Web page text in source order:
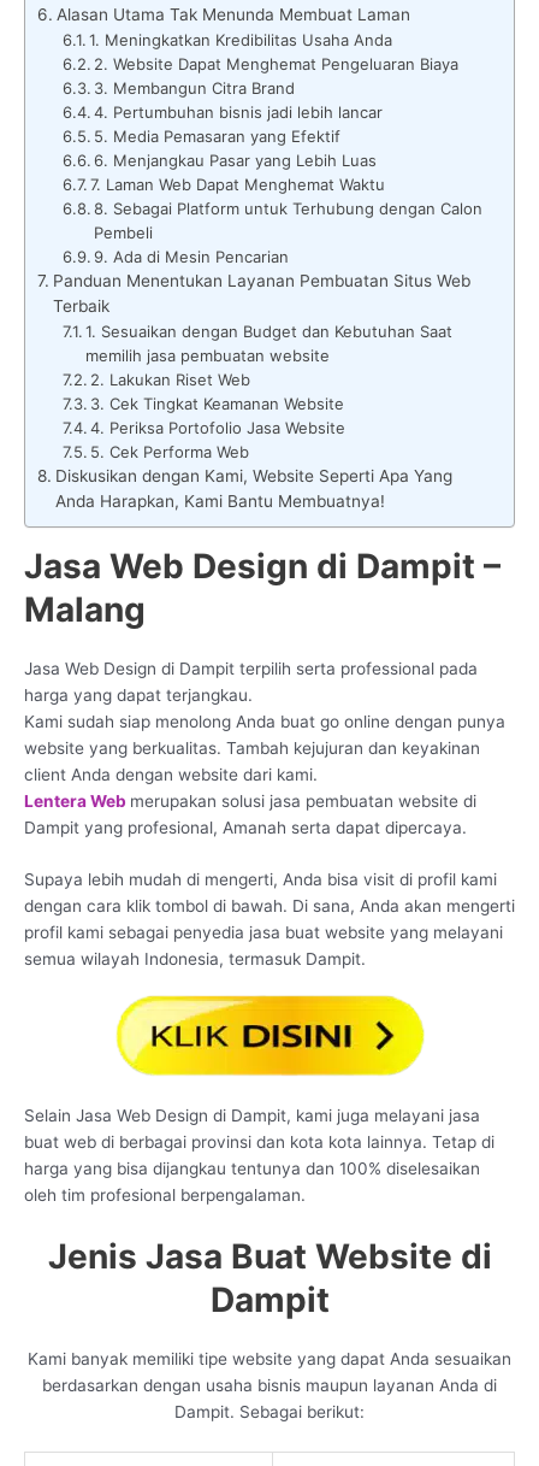
Alasan Utama Tak Menunda Membuat Laman
1. Meningkatkan Kredibilitas Usaha Anda
2. Website Dapat Menghemat Pengeluaran Biaya
3. Membangun Citra Brand
4. Pertumbuhan bisnis jadi lebih lancar
5. Media Pemasaran yang Efektif
6. Menjangkau Pasar yang Lebih Luas
7. Laman Web Dapat Menghemat Waktu
8. Sebagai Platform untuk Terhubung dengan Calon
Pembeli
9. Ada di Mesin Pencarian
Panduan Menentukan Layanan Pembuatan Situs Web
Terbaik
1. Sesuaikan dengan Budget dan Kebutuhan Saat
memilih jasa pembuatan website
2. Lakukan Riset Web
3. Cek Tingkat Keamanan Website
4. Periksa Portofolio Jasa Website
5. Cek Performa Web
Diskusikan dengan Kami, Website Seperti Apa Yang
Anda Harapkan, Kami Bantu Membuatnya!
Jasa Web Design di Dampit –
Malang
Jasa Web Design di Dampit terpilih serta professional pada
harga yang dapat terjangkau.
Kami sudah siap menolong Anda buat go online dengan punya
website yang berkualitas. Tambah kejujuran dan keyakinan
client Anda dengan website dari kami.
Lentera Web merupakan solusi jasa pembuatan website di
Dampit yang profesional, Amanah serta dapat dipercaya.
Supaya lebih mudah di mengerti, Anda bisa visit di profil kami
dengan cara klik tombol di bawah. Di sana, Anda akan mengerti
profil kami sebagai penyedia jasa buat website yang melayani
semua wilayah Indonesia, termasuk Dampit.
Selain Jasa Web Design di Dampit, kami juga melayani jasa
buat web di berbagai provinsi dan kota kota lainnya. Tetap di
harga yang bisa dijangkau tentunya dan 100% diselesaikan
oleh tim profesional berpengalaman.
Jenis Jasa Buat Website di
Dampit
Kami banyak memiliki tipe website yang dapat Anda sesuaikan
berdasarkan dengan usaha bisnis maupun layanan Anda di
Dampit. Sebagai berikut: